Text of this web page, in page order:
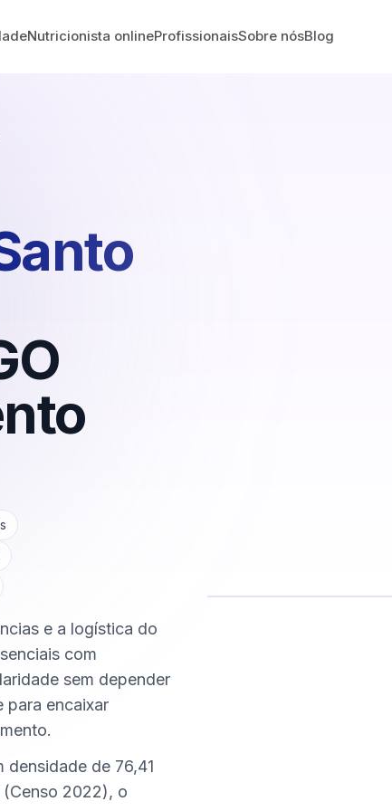
Nutricionista onlineProfissionaisSobre nósBlog
e a logística do
com
sem depender
para encaixar
de 76,41
(Censo 2022), o